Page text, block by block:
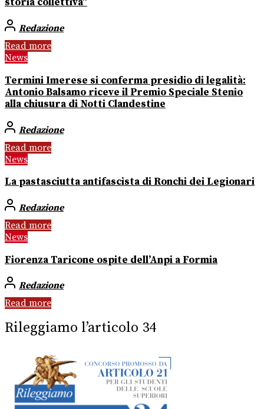
storia collettiva”
Redazione
Read more
News
Termini Imerese si conferma presidio di legalità:
Antonio Balsamo riceve il Premio Speciale Stenio
alla chiusura di Notti Clandestine
Redazione
Read more
News
La pastasciutta antifascista di Ronchi dei Legionari
Redazione
Read more
News
Fiorenza Taricone ospite dell’Anpi a Formia
Redazione
Read more
Rileggiamo l’articolo 34